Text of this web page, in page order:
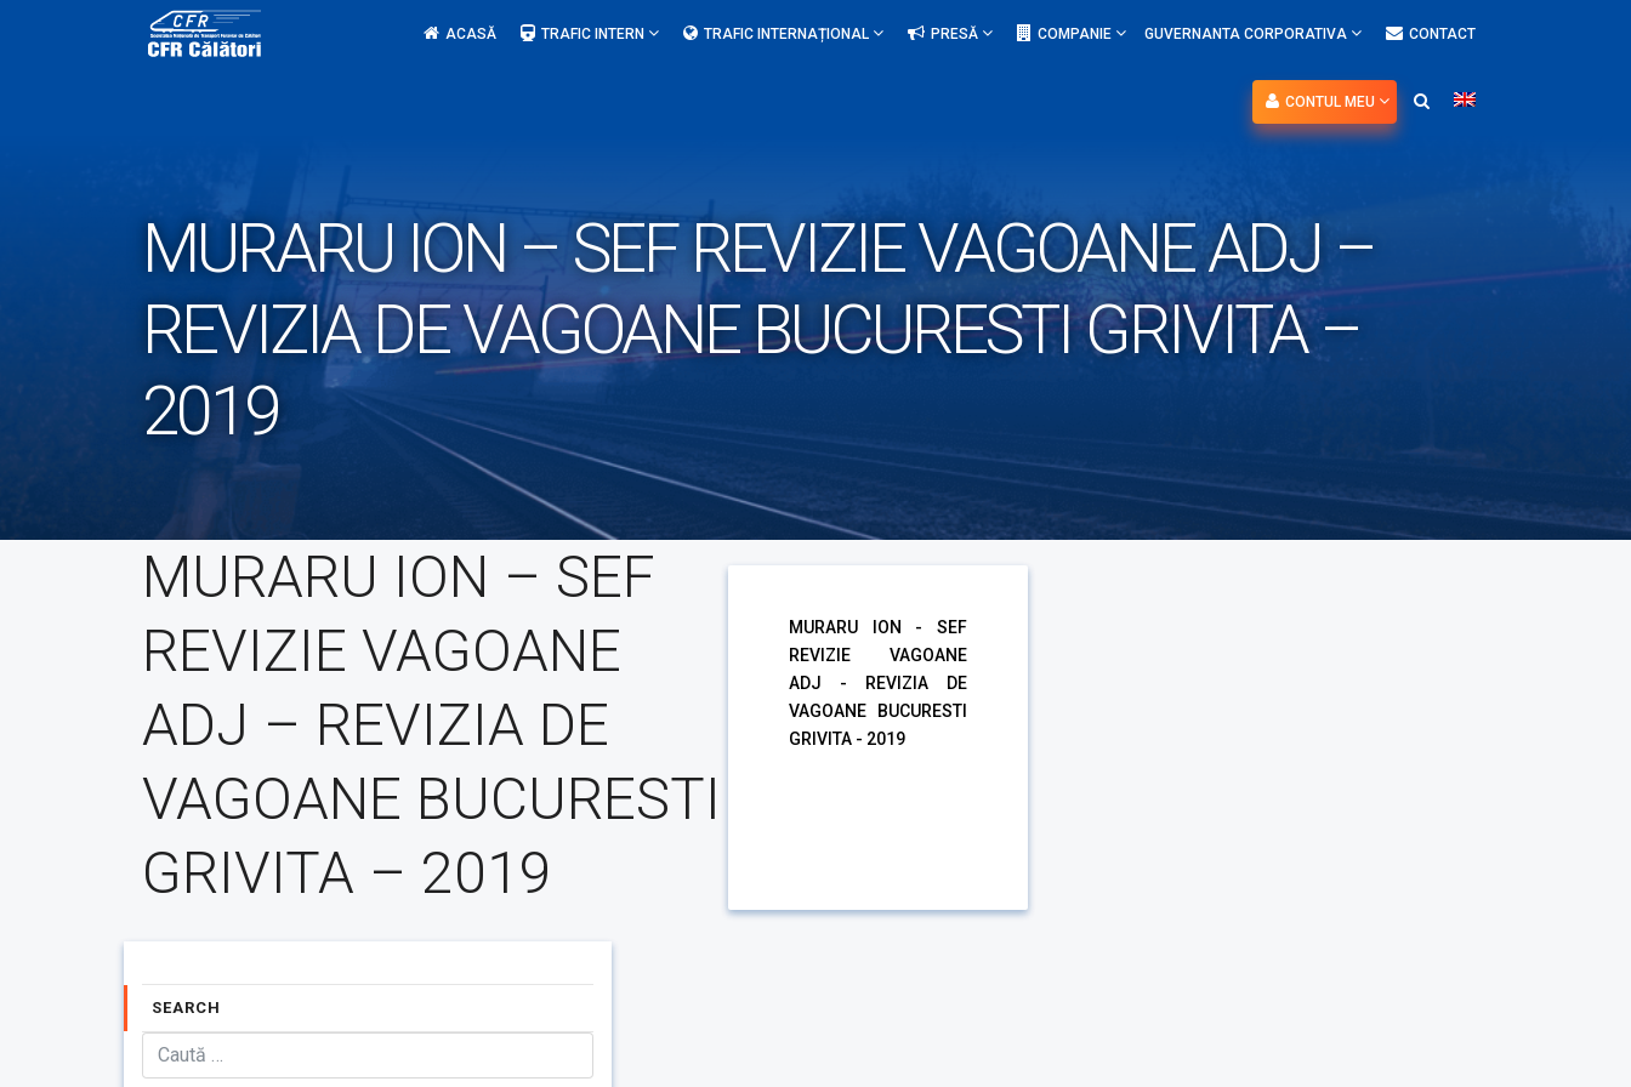
ACASĂ TRAFIC INTERN TRAFIC INTERNAȚIONAL PRESĂ COMPANIE GUVERNANTA CORPORATIVA CONTACT
CONTUL MEU
MURARU ION – SEF REVIZIE VAGOANE ADJ –
REVIZIA DE VAGOANE BUCURESTI GRIVITA –
2019
MURARU ION – SEF
REVIZIE VAGOANE
ADJ – REVIZIA DE
VAGOANE BUCURESTI
GRIVITA – 2019
MURARU ION - SEF
REVIZIE VAGOANE
ADJ - REVIZIA DE
VAGOANE BUCURESTI
GRIVITA - 2019
SEARCH